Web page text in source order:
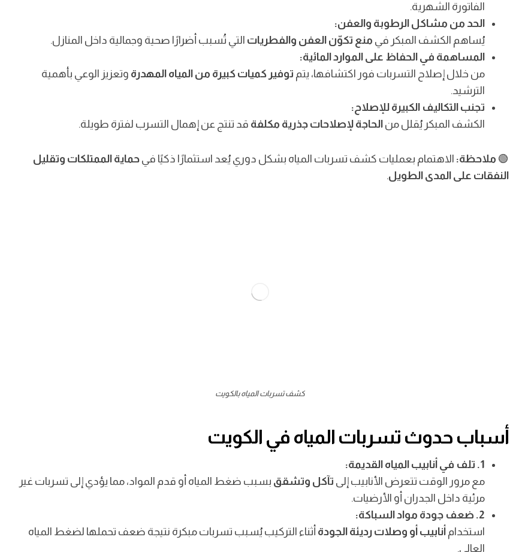
الفاتورة الشهرية.
الحد من مشاكل الرطوبة والعفن:
يُساهم الكشف المبكر في منع تكوّن العفن والفطريات التي تُسبب أضرارًا صحية وجمالية داخل المنازل.
المساهمة في الحفاظ على الموارد المائية:
من خلال إصلاح التسربات فور اكتشافها، يتم توفير كميات كبيرة من المياه المهدرة وتعزيز الوعي بأهمية
الترشيد.
تجنب التكاليف الكبيرة للإصلاح:
الكشف المبكر يُقلل من الحاجة لإصلاحات جذرية مكلفة قد تنتج عن إهمال التسرب لفترة طويلة.
🟢 ملاحظة: الاهتمام بعمليات كشف تسربات المياه بشكل دوري يُعد استثمارًا ذكيًا في حماية الممتلكات وتقليل
النفقات على المدى الطويل.
كشف تسربات المياه بالكويت
أسباب حدوث تسربات المياه في الكويت
تُعدأسباب حدوث تسربات المياه في الكويت
1. تلف في أنابيب المياه القديمة:
مع مرور الوقت تتعرض الأنابيب إلى تآكل وتشقق بسبب ضغط المياه أو قدم المواد، مما يؤدي إلى تسربات غير
مرئية داخل الجدران أو الأرضيات.
2. ضعف جودة مواد السباكة:
استخدام أنابيب أو وصلات رديئة الجودة أثناء التركيب يُسبب تسربات مبكرة نتيجة ضعف تحملها لضغط المياه
العالي.